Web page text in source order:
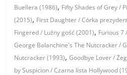
Buellera (1986), Fifty Shades of Grey /
(2015), First Daughter / Córka
Fingered / Luźny gość (2001), Furious 7
George Balanchine's The Nutcracker /
Nutcracker (1993),Goodbye Lover /
by Suspicion / Czarna lista Hollywood